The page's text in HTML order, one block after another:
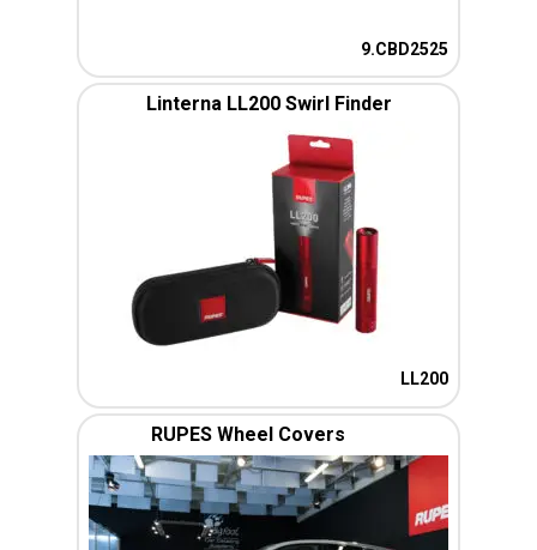
9.CBD2525
Linterna LL200 Swirl Finder
LL200
RUPES Wheel Covers